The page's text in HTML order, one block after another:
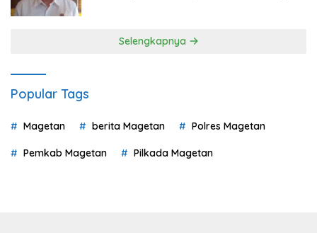
Selengkapnya
Popular Tags
Magetan berita Magetan Polres Magetan
Pemkab Magetan Pilkada Magetan